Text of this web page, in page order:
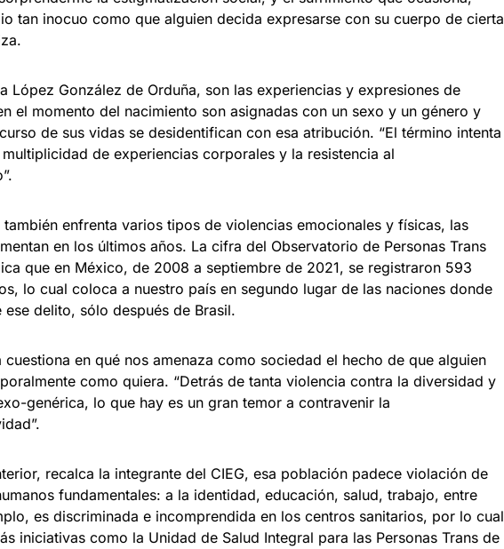
tan inocuo como que alguien decida expresarse con su cuerpo de cierta
López González de Orduña, son las experiencias y expresiones de
el momento del nacimiento son asignadas con un sexo y un género y
de sus vidas se desidentifican con esa atribución. “El término intenta
de experiencias corporales y la resistencia al
también enfrenta varios tipos de violencias emocionales y físicas, las
en los últimos años. La cifra del Observatorio de Personas Trans
que en México, de 2008 a septiembre de 2021, se registraron 593
lo cual coloca a nuestro país en segundo lugar de las naciones donde
ese delito, sólo después de Brasil.
cuestiona en qué nos amenaza como sociedad el hecho de que alguien
como quiera. “Detrás de tanta violencia contra la diversidad y
genérica, lo que hay es un gran temor a contravenir la
recalca la integrante del CIEG, esa población padece violación de
fundamentales: a la identidad, educación, salud, trabajo, entre
es discriminada e incomprendida en los centros sanitarios, por lo cual
iniciativas como la Unidad de Salud Integral para las Personas Trans de